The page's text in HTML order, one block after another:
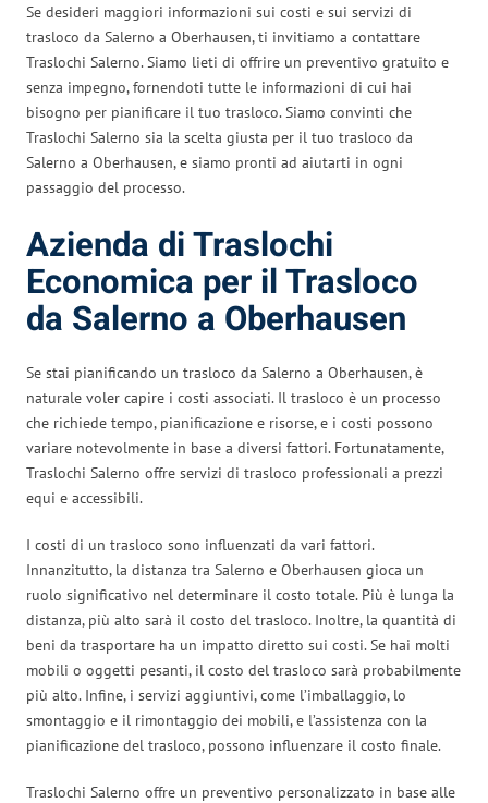
Se desideri maggiori informazioni sui costi e sui servizi di
trasloco da Salerno a Oberhausen, ti invitiamo a contattare
Traslochi Salerno. Siamo lieti di offrire un preventivo gratuito e
senza impegno, fornendoti tutte le informazioni di cui hai
bisogno per pianificare il tuo trasloco. Siamo convinti che
Traslochi Salerno sia la scelta giusta per il tuo trasloco da
Salerno a Oberhausen, e siamo pronti ad aiutarti in ogni
passaggio del processo.
Azienda di Traslochi
Economica per il Trasloco
da Salerno a Oberhausen
Se stai pianificando un trasloco da Salerno a Oberhausen, è
naturale voler capire i costi associati. Il trasloco è un processo
che richiede tempo, pianificazione e risorse, e i costi possono
variare notevolmente in base a diversi fattori. Fortunatamente,
Traslochi Salerno offre servizi di trasloco professionali a prezzi
equi e accessibili.
I costi di un trasloco sono influenzati da vari fattori.
Innanzitutto, la distanza tra Salerno e Oberhausen gioca un
ruolo significativo nel determinare il costo totale. Più è lunga la
distanza, più alto sarà il costo del trasloco. Inoltre, la quantità di
beni da trasportare ha un impatto diretto sui costi. Se hai molti
mobili o oggetti pesanti, il costo del trasloco sarà probabilmente
più alto. Infine, i servizi aggiuntivi, come l’imballaggio, lo
smontaggio e il rimontaggio dei mobili, e l’assistenza con la
pianificazione del trasloco, possono influenzare il costo finale.
Traslochi Salerno offre un preventivo personalizzato in base alle